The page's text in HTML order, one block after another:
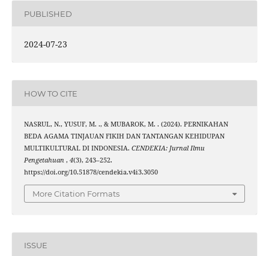
PUBLISHED
2024-07-23
HOW TO CITE
NASRUL, N., YUSUF, M. ., & MUBAROK, M. . (2024). PERNIKAHAN
BEDA AGAMA TINJAUAN FIKIH DAN TANTANGAN KEHIDUPAN
MULTIKULTURAL DI INDONESIA. CENDEKIA: Jurnal Ilmu
Pengetahuan , 4(3), 243–252.
https://doi.org/10.51878/cendekia.v4i3.3050
More Citation Formats
ISSUE